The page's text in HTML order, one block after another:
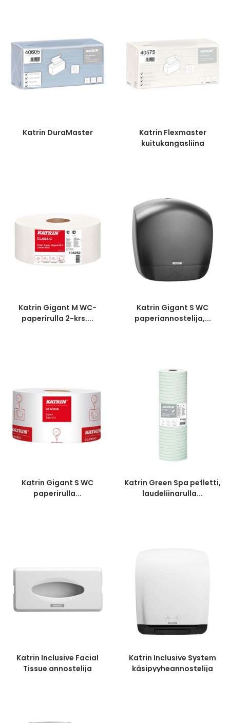
Katrin DuraMaster
Katrin Flexmaster
kuitukangasliina
Katrin Gigant M WC-
paperirulla 2-krs....
Katrin Gigant S WC
paperiannostelija,...
Katrin Gigant S WC
paperirulla...
Katrin Green Spa pefletti,
laudeliinarulla...
Katrin Inclusive Facial
Tissue annostelija
Katrin Inclusive System
käsipyyheannostelija